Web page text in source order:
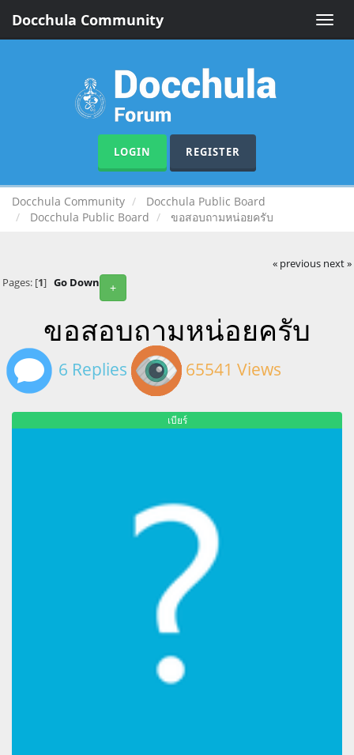
Toggle
Docchula Community
LOGIN REGISTER
Docchula Community
Docchula Public Board
Docchula Public Board
ขอสอบถามหน่อยครับ
« previous next »
+
Pages: [1] Go Down
ขอสอบถามหน่อยครับ
6 Replies 65541 Views
เบียร์